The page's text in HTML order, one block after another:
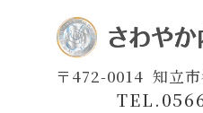
〒472-0014 知立